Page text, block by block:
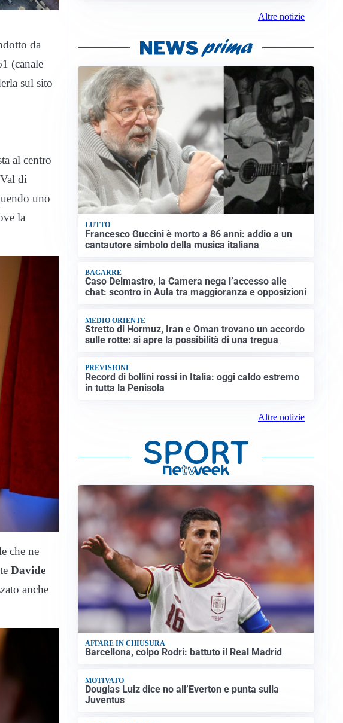
da
(canale
sul sito
al centro
di
uno
la
che ne
Davide
anche
Altre notizie
LUTTO
Francesco Guccini è morto a 86 anni: addio a un
cantautore simbolo della musica italiana
BAGARRE
Caso Delmastro, la Camera nega l’accesso alle
chat: scontro in Aula tra maggioranza e opposizioni
MEDIO ORIENTE
Stretto di Hormuz, Iran e Oman trovano un accordo
sulle rotte: si apre la possibilità di una tregua
PREVISIONI
Record di bollini rossi in Italia: oggi caldo estremo
in tutta la Penisola
Altre notizie
AFFARE IN CHIUSURA
Barcellona, colpo Rodri: battuto il Real Madrid
MOTIVATO
Douglas Luiz dice no all’Everton e punta sulla
Juventus